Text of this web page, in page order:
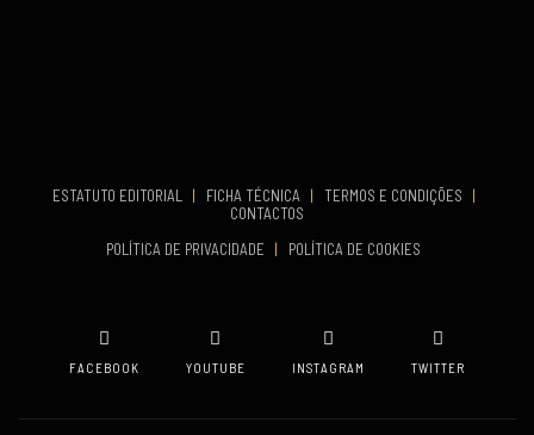
COMEÇA
ESTATUTO EDITORIAL | FICHA TÉCNICA | TERMOS E CONDIÇÕES
|
CONTACTOS
POLÍTICA DE PRIVACIDADE
| POLÍTICA DE COOKIES
FACEBOOK YOUTUBE INSTAGRAM TWITTER